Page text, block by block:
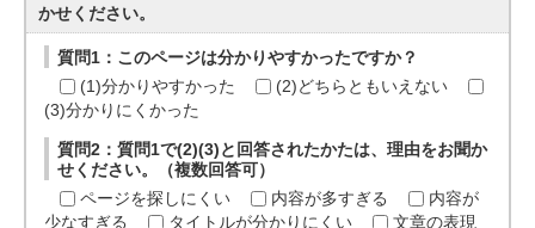
かせください。
質問1：このページは分かりやすかったですか？
(1)分かりやすかった
(2)どちらともいえない
(3)分かりにくかった
質問2：質問1で(2)(3)と回答されたかたは、理由をお聞か
せください。（複数回答可）
ページを探しにくい
内容が多すぎる
内容が
少なすぎる
タイトルが分かりにくい
文章の表現